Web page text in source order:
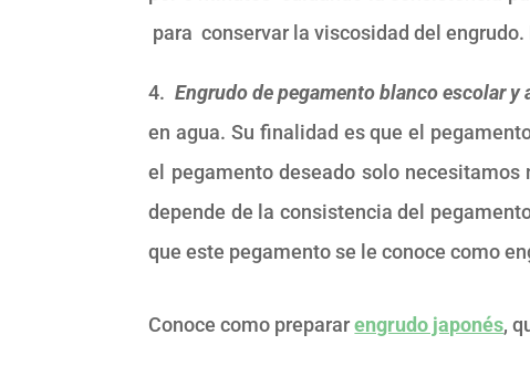
para conservar la viscosidad del engrudo.
4. Engrudo de pegamento blanco escolar y
en agua. Su finalidad es que el
el pegamento deseado solo
depende de la consistencia del
que este pegamento se le conoce como
Conoce como prepararengrudo japonés,